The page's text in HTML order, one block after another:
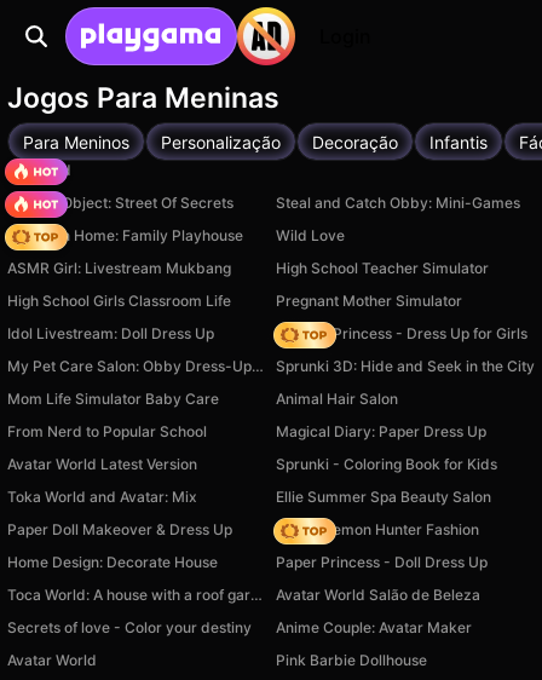
Jogos Para Meninas
Para Meninos Personalização Decoração Infantis
TB World
Hidden Object: Street Of Secrets
Steal and Catch Obby: Mini-Games
My Town Home: Family Playhouse
Wild Love
ASMR Girl: Livestream Mukbang
High School Teacher Simulator
High School Girls Classroom Life
Pregnant Mother Simulator
Idol Livestream: Doll Dress Up
Fashion Princess - Dress Up for Girls
My Pet Care Salon: Obby Dress-Up 3D
Sprunki 3D: Hide and Seek in the City
Mom Life Simulator Baby Care
Animal Hair Salon
From Nerd to Popular School
Magical Diary: Paper Dress Up
Avatar World Latest Version
Sprunki - Coloring Book for Kids
Toka World and Avatar: Mix
Ellie Summer Spa Beauty Salon
Paper Doll Makeover & Dress Up
K-Pop Demon Hunter Fashion
Home Design: Decorate House
Paper Princess - Doll Dress Up
Toca World: A house with a roof garden
Avatar World Salão de Beleza
Secrets of love - Color your destiny
Anime Couple: Avatar Maker
Avatar World
Pink Barbie Dollhouse